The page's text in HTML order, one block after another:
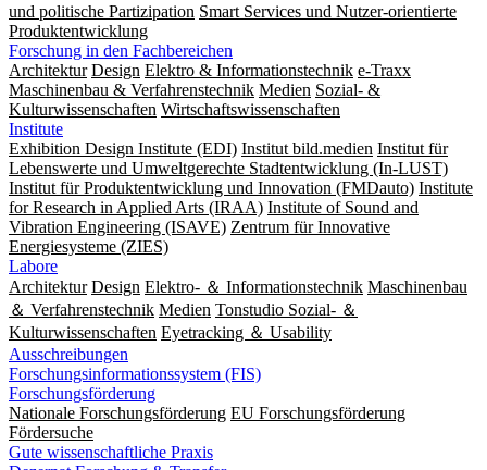
und politische Partizipation Smart Services und Nutzer-orientierte
Produktentwicklung
Forschung in den Fachbereichen
Architektur Design Elektro & Informationstechnik e-Traxx
Maschinenbau & Verfahrenstechnik Medien Sozial- &
Kulturwissenschaften Wirtschaftswissenschaften
Institute
Exhibition Design Institute (EDI) Institut bild.medien Institut für
Lebenswerte und Umweltgerechte Stadtentwicklung (In-LUST)
Institut für Produktentwicklung und Innovation (FMDauto) Institute
for Research in Applied Arts (IRAA) Institute of Sound and
Vibration Engineering (ISAVE) Zentrum für Innovative
Energiesysteme (ZIES)
Labore
Architektur Design Elektro- ＆ Informationstechnik Maschinenbau
＆ Verfahrenstechnik Medien Tonstudio Sozial- ＆
Kulturwissenschaften Eyetracking ＆ Usability
Ausschreibungen
Forschungsinformationssystem (FIS)
Forschungsförderung
Nationale Forschungsförderung EU Forschungsförderung
Fördersuche
Gute wissenschaftliche Praxis